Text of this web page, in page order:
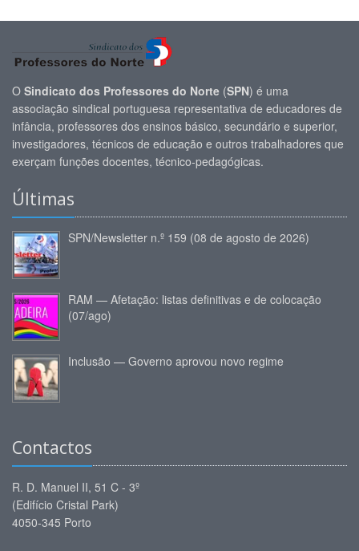
O Sindicato dos Professores do Norte (SPN) é uma
associação sindical portuguesa representativa de educadores de
infância, professores dos ensinos básico, secundário e superior,
investigadores, técnicos de educação e outros trabalhadores que
exerçam funções docentes, técnico-pedagógicas.
Últimas
SPN/Newsletter n.º 159 (08 de agosto de 2026)
RAM — Afetação: listas definitivas e de colocação
(07/ago)
Inclusão — Governo aprovou novo regime
Contactos
R. D. Manuel II, 51 C - 3º
(Edifício Cristal Park)
4050-345 Porto